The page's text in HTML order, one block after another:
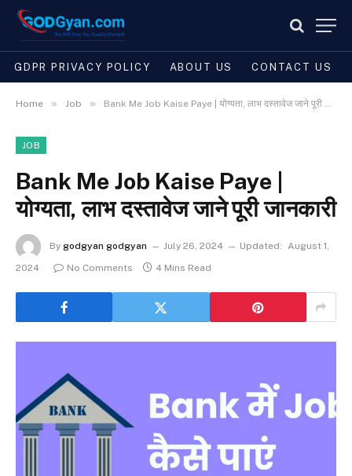
GDPR PRIVACY POLICY ABOUT US CONTACT US
Home » Job » Bank Me Job Kaise Paye | योग्यता, लाभ दस्तावेज जाने पूरी जानकारी
JOB
Bank Me Job Kaise Paye |
योग्यता, लाभ दस्तावेज जाने पूरी जानकारी
By godgyan godgyan July 26, 2024 Updated: August 1,
2024
No Comments 4 Mins Read